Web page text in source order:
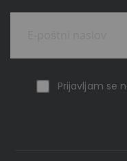
Prijavljam se